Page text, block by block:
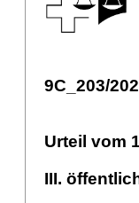
9C_203/
Urteil vom
III.